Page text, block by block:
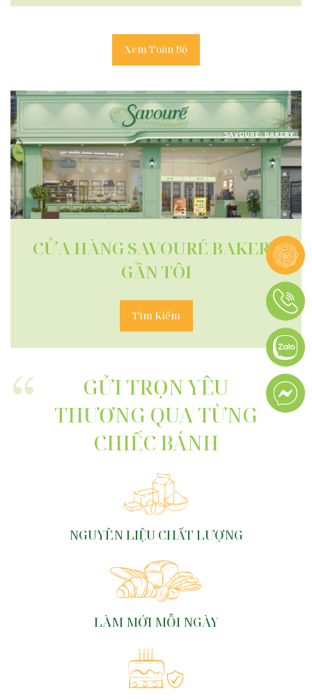
Xem Toàn Bộ
CỬA HÀNG SAVOURÉ BAKERY
GẦN TÔI
Tìm Kiếm
GỬI TRỌN YÊU
THƯƠNG QUA TỪNG
CHIẾC BÁNH
NGUYÊN LIỆU CHẤT LƯỢNG
LÀM MỚI MỖI NGÀY